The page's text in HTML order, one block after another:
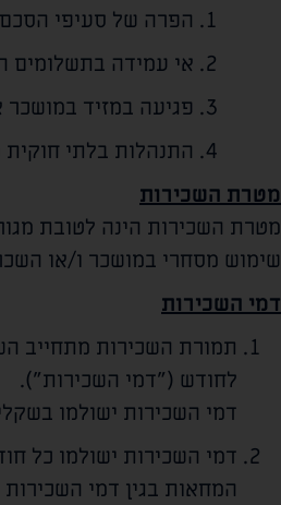
הפרה של סעיפי
אי עמידה בתשלומים
פגיעה במזיד במושכר
התנהלות בלתי
מטרת השכירות
מטרת השכירות הינה לטובת
שימוש מסחרי במושכר ו/או
דמי השכירות
תמורת השכירות מתחייב
לחודש ("דמי השכירות").
דמי השכירות ישולמו
דמי השכירות ישולמו כל
המחאות בגין דמי